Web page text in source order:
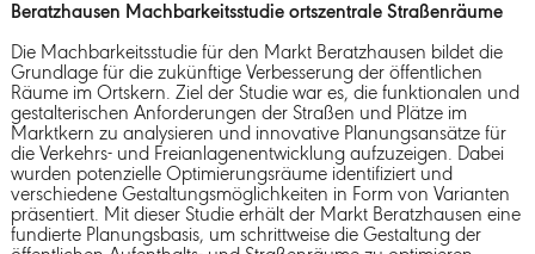
Beratzhausen Machbarkeitsstudie ortszentrale Straßenräume
Die Machbarkeitsstudie für den Markt Beratzhausen bildet die
Grundlage für die zukünftige Verbesserung der öffentlichen
Räume im Ortskern. Ziel der Studie war es, die funktionalen und
gestalterischen Anforderungen der Straßen und Plätze im
Marktkern zu analysieren und innovative Planungsansätze für
die Verkehrs- und Freianlagenentwicklung aufzuzeigen. Dabei
wurden potenzielle Optimierungsräume identifiziert und
verschiedene Gestaltungsmöglichkeiten in Form von Varianten
präsentiert. Mit dieser Studie erhält der Markt Beratzhausen eine
fundierte Planungsbasis, um schrittweise die Gestaltung der